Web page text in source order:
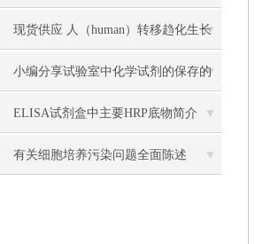
现货供应 人（human）转移趋化生长
因子β1（TGF-β1） 说明书
小编分享试验室中化学试剂的保存的
方法
ELISA试剂盒中主要HRP底物简介
有关细胞培养污染问题全面陈述